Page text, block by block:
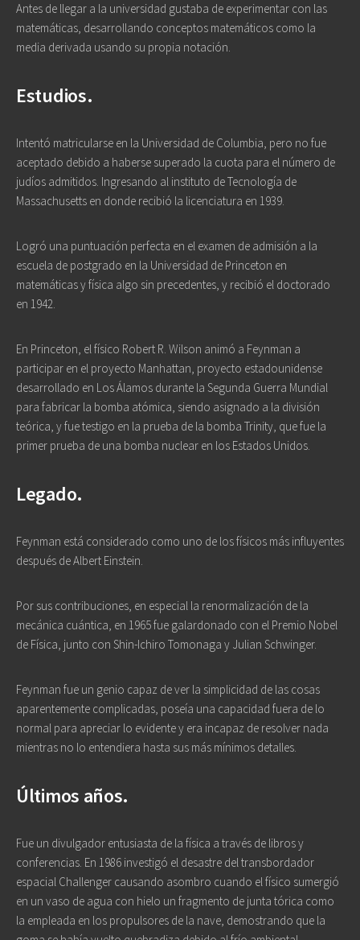
Antes de llegar a la universidad gustaba de experimentar con las
matemáticas, desarrollando conceptos matemáticos como la
media derivada usando su propia notación.
Estudios.
Intentó matricularse en la Universidad de Columbia, pero no fue
aceptado debido a haberse superado la cuota para el número de
judíos admitidos. Ingresando al instituto de Tecnología de
Massachusetts en donde recibió la licenciatura en 1939.
Logró una puntuación perfecta en el examen de admisión a la
escuela de postgrado en la Universidad de Princeton en
matemáticas y física algo sin precedentes, y recibió el doctorado
en 1942.
En Princeton, el físico Robert R. Wilson animó a Feynman a
participar en el proyecto Manhattan, proyecto estadounidense
desarrollado en Los Álamos durante la Segunda Guerra Mundial
para fabricar la bomba atómica, siendo asignado a la división
teórica, y fue testigo en la prueba de la bomba Trinity, que fue la
primer prueba de una bomba nuclear en los Estados Unidos.
Legado.
Feynman está considerado como uno de los físicos más influyentes
después de Albert Einstein.
Por sus contribuciones, en especial la renormalización de la
mecánica cuántica, en 1965 fue galardonado con el Premio Nobel
de Física, junto con Shin-Ichiro Tomonaga y Julian Schwinger.
Feynman fue un genio capaz de ver la simplicidad de las cosas
aparentemente complicadas, poseía una capacidad fuera de lo
normal para apreciar lo evidente y era incapaz de resolver nada
mientras no lo entendiera hasta sus más mínimos detalles.
Últimos años.
Fue un divulgador entusiasta de la física a través de libros y
conferencias. En 1986 investigó el desastre del transbordador
espacial Challenger causando asombro cuando el físico sumergió
en un vaso de agua con hielo un fragmento de junta tórica como
la empleada en los propulsores de la nave, demostrando que la